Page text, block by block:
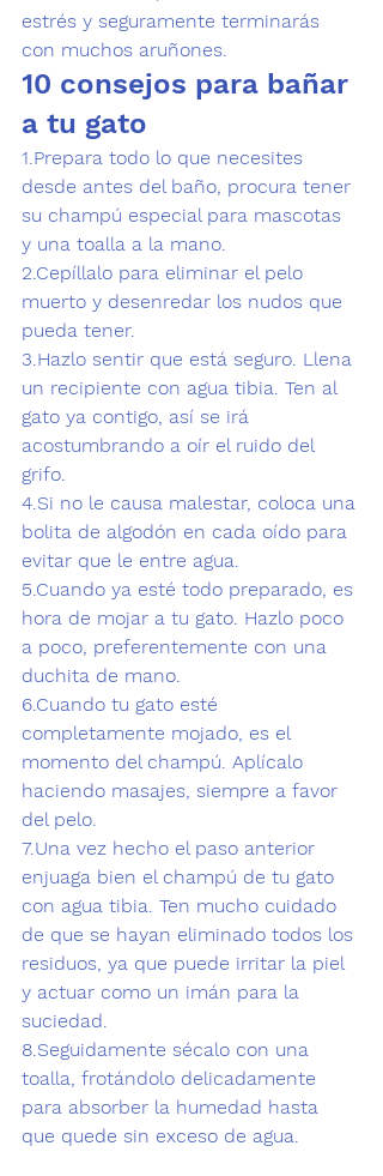
estrés y seguramente terminarás
con muchos aruñones.
10 consejos para bañar
a tu gato
1.Prepara todo lo que necesites
desde antes del baño, procura tener
su champú especial para mascotas
y una toalla a la mano.
2.Cepíllalo para eliminar el pelo
muerto y desenredar los nudos que
pueda tener.
3.Hazlo sentir que está seguro. Llena
un recipiente con agua tibia. Ten al
gato ya contigo, así se irá
acostumbrando a oír el ruido del
grifo.
4.Si no le causa malestar, coloca una
bolita de algodón en cada oído para
evitar que le entre agua.
5.Cuando ya esté todo preparado, es
hora de mojar a tu gato. Hazlo poco
a poco, preferentemente con una
duchita de mano.
6.Cuando tu gato esté
completamente mojado, es el
momento del champú. Aplícalo
haciendo masajes, siempre a favor
del pelo.
7.Una vez hecho el paso anterior
enjuaga bien el champú de tu gato
con agua tibia. Ten mucho cuidado
de que se hayan eliminado todos los
residuos, ya que puede irritar la piel
y actuar como un imán para la
suciedad.
8.Seguidamente sécalo con una
toalla, frotándolo delicadamente
para absorber la humedad hasta
que quede sin exceso de agua.